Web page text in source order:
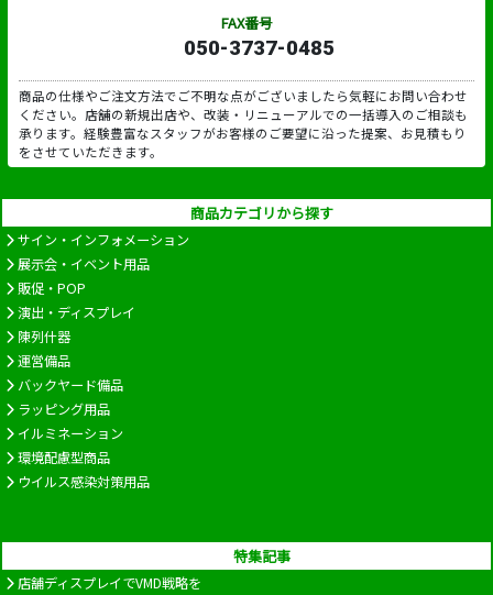
FAX番号
050-3737-0485
商品の仕様やご注文方法でご不明な点がございましたら気軽にお問い合わせ
ください。店舗の新規出店や、改装・リニューアルでの一括導入のご相談も
承ります。経験豊富なスタッフがお客様のご要望に沿った提案、お見積もり
をさせていただきます。
商品カテゴリから探す
サイン・インフォメーション
展示会・イベント用品
販促・POP
演出・ディスプレイ
陳列什器
運営備品
バックヤード備品
ラッピング用品
イルミネーション
環境配慮型商品
ウイルス感染対策用品
特集記事
店舗ディスプレイでVMD戦略を